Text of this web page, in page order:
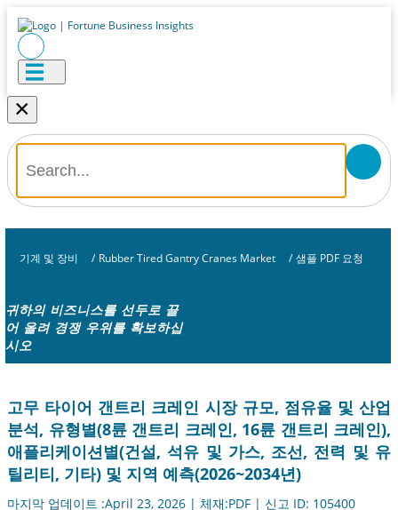
×
기계 및 장비 / Rubber Tired Gantry Cranes Market / 샘플 PDF 요청
귀하의 비즈니스를 선두로 끌
어 올려 경쟁 우위를 확보하십
시오
고무 타이어 갠트리 크레인 시장 규모, 점유율 및 산업
분석, 유형별(8륜 갠트리 크레인, 16륜 갠트리 크레인),
애플리케이션별(건설, 석유 및 가스, 조선, 전력 및 유
틸리티, 기타) 및 지역 예측(2026~2034년)
마지막 업데이트 :April 23, 2026 | 체재:PDF | 신고 ID: 105400